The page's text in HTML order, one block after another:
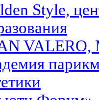
Style,
VALERO,